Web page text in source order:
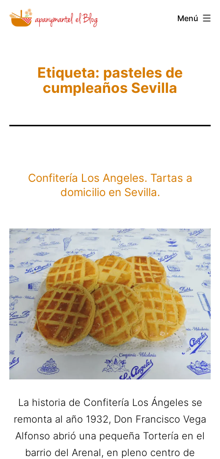
Saltar
Novedades
Apanymantel
Menú
Etiqueta: pasteles de
cumpleaños Sevilla
Confitería Los Angeles. Tartas a
domicilio en Sevilla.
La historia de Confitería Los Ángeles se
remonta al año 1932, Don Francisco Vega
Alfonso abrió una pequeña Tortería en el
barrio del Arenal, en pleno centro de